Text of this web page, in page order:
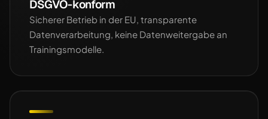
DSGVO-konform
Sicherer Betrieb in der EU, transparente
Datenverarbeitung, keine Datenweitergabe an
Trainingsmodelle.